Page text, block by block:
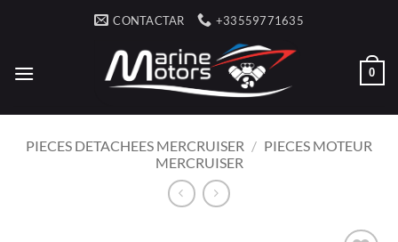
CONTACTAR +33559771635
0
PIECES DETACHEES MERCRUISER / PIECES MOTEUR
MERCRUISER